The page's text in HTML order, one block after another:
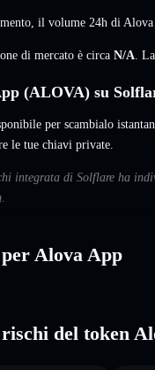
il volume 24h di
di mercato è circa N/A .
(ALOVA) su
per scambialo
le tue chiavi private.
integrata di Solflare ha
Alova App
del token